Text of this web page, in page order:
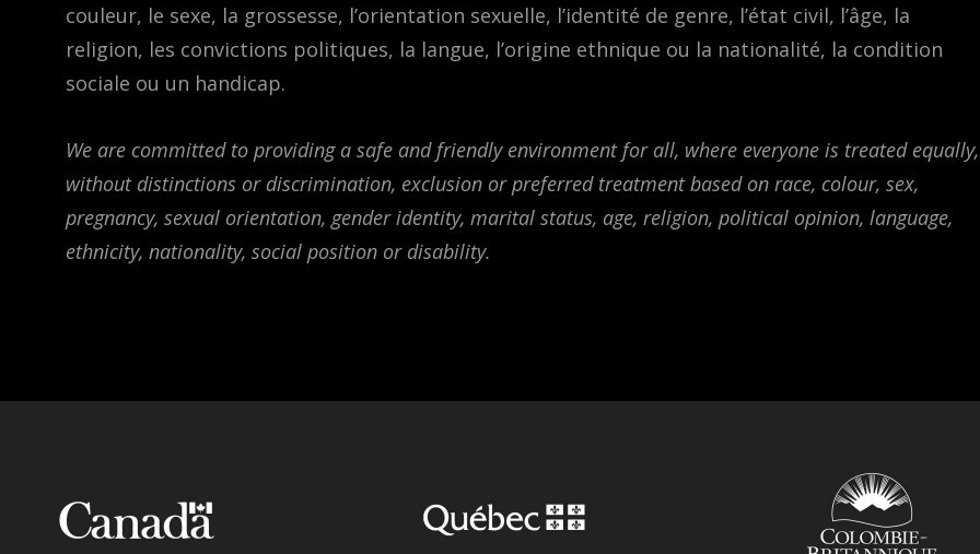
couleur, le sexe, la grossesse, l’orientation sexuelle, l’identité de genre, l’état civil, l’âge, la
religion, les convictions politiques, la langue, l’origine ethnique ou la nationalité, la condition
sociale ou un handicap.
We are committed to providing a safe and friendly environment for all, where everyone is treated equally,
without distinctions or discrimination, exclusion or preferred treatment based on race, colour, sex,
pregnancy, sexual orientation, gender identity, marital status, age, religion, political opinion, language,
ethnicity, nationality, social position or disability.